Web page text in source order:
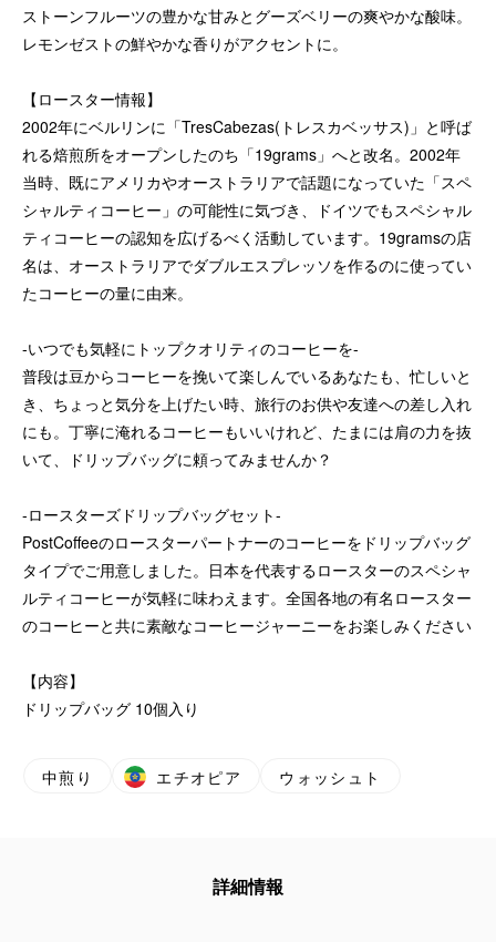
ストーンフルーツの豊かな甘みとグーズベリーの爽やかな酸味。
レモンゼストの鮮やかな香りがアクセントに。
【ロースター情報】
2002年にベルリンに「TresCabezas(トレスカベッサス)」と呼ば
れる焙煎所をオープンしたのち「19grams」へと改名。2002年
当時、既にアメリカやオーストラリアで話題になっていた「スペ
シャルティコーヒー」の可能性に気づき、ドイツでもスペシャル
ティコーヒーの認知を広げるべく活動しています。19gramsの店
名は、オーストラリアでダブルエスプレッソを作るのに使ってい
たコーヒーの量に由来。
-いつでも気軽にトップクオリティのコーヒーを-
普段は豆からコーヒーを挽いて楽しんでいるあなたも、忙しいと
き、ちょっと気分を上げたい時、旅行のお供や友達への差し入れ
にも。丁寧に淹れるコーヒーもいいけれど、たまには肩の力を抜
いて、ドリップバッグに頼ってみませんか？
-ロースターズドリップバッグセット-
PostCoffeeのロースターパートナーのコーヒーをドリップバッグ
タイプでご用意しました。日本を代表するロースターのスペシャ
ルティコーヒーが気軽に味わえます。全国各地の有名ロースター
のコーヒーと共に素敵なコーヒージャーニーをお楽しみください
【内容】
ドリップバッグ 10個入り
中煎り エチオピア ウォッシュト
詳細情報